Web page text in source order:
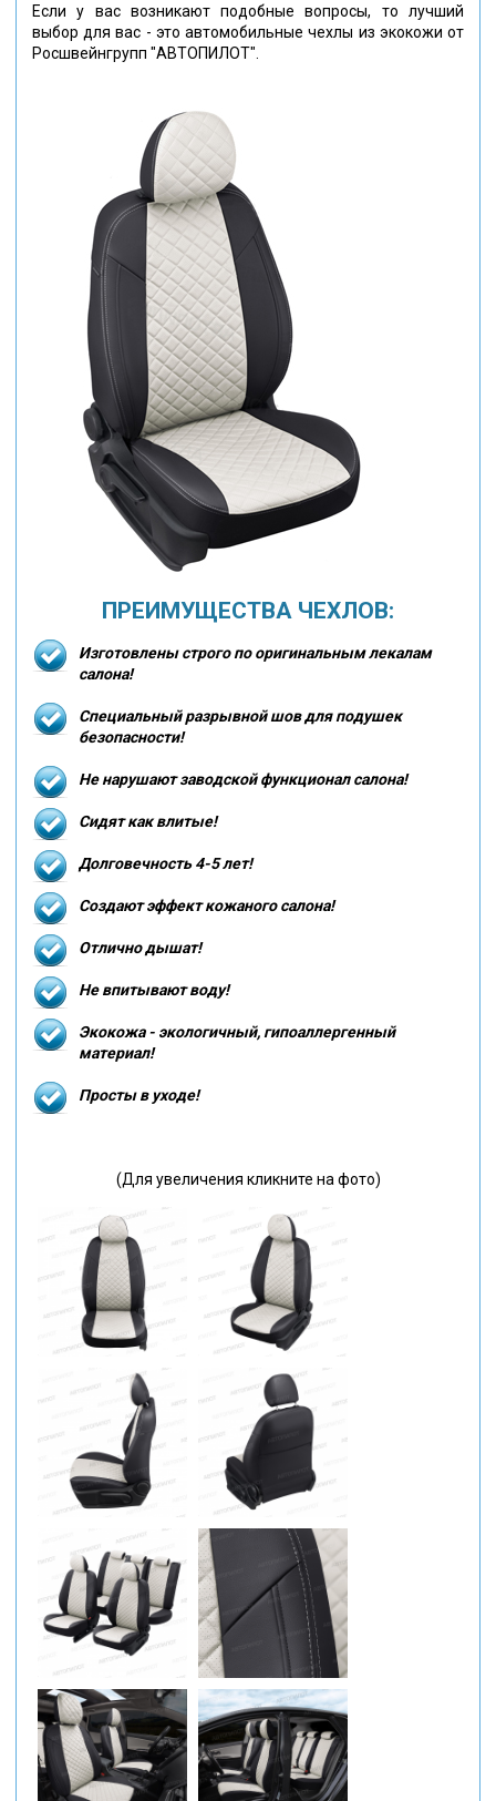
Если у вас возникают подобные вопросы, то лучший
выбор для вас - это автомобильные чехлы из экокожи от
Росшвейнгрупп "АВТОПИЛОТ".
ПРЕИМУЩЕСТВА ЧЕХЛОВ:
Изготовлены строго по оригинальным лекалам
салона!
Специальный разрывной шов для подушек
безопасности!
Не нарушают заводской функционал салона!
Сидят как влитые!
Долговечность 4-5 лет!
Создают эффект кожаного салона!
Отлично дышат!
Не впитывают воду!
Экокожа - экологичный, гипоаллергенный
материал!
Просты в уходе!
(Для увеличения кликните на фото)